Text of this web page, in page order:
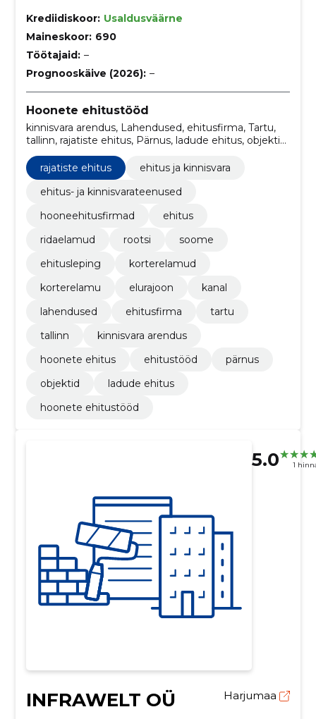
Krediidiskoor: Usaldusväärne
Maineskoor: 690
Töötajaid: –
Prognooskäive (2026): –
Hoonete ehitustööd
kinnisvara arendus, Lahendused, ehitusfirma, Tartu,
tallinn, rajatiste ehitus, Pärnus, ladude ehitus, objektid,
Kanal
rajatiste ehitus
ehitus ja kinnisvara
ehitus- ja kinnisvarateenused
hooneehitusfirmad
ehitus
ridaelamud
rootsi
soome
ehitusleping
korterelamud
korterelamu
elurajoon
kanal
lahendused
ehitusfirma
tartu
tallinn
kinnisvara arendus
hoonete ehitus
ehitustööd
pärnus
objektid
ladude ehitus
hoonete ehitustööd
5.0 1
INFRAWELT OÜ Harjumaa